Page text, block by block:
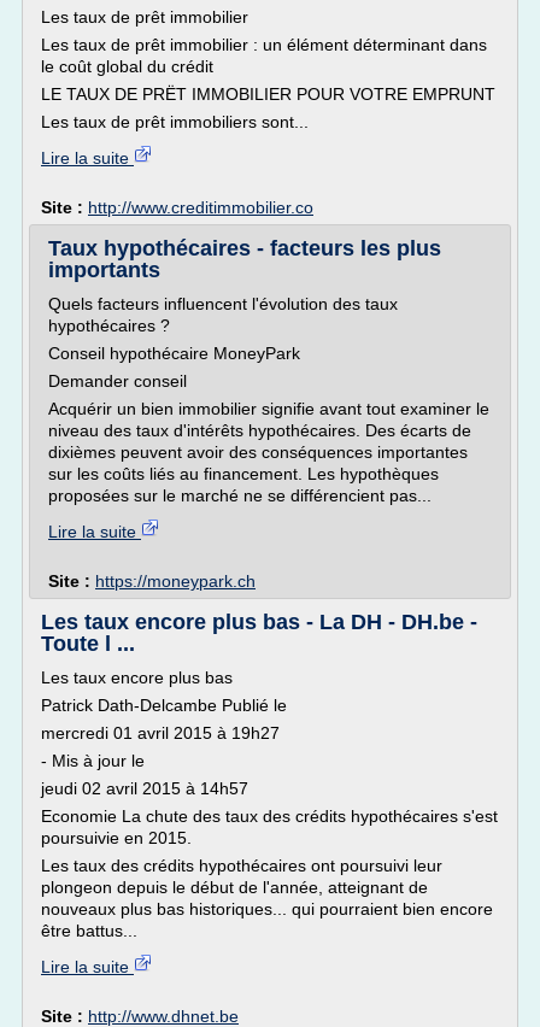
Les taux de prêt immobilier
Les taux de prêt immobilier : un élément déterminant dans
le coût global du crédit
LE TAUX DE PRËT IMMOBILIER POUR VOTRE EMPRUNT
Les taux de prêt immobiliers sont...
Lire la suite
Site : http://www.creditimmobilier.co
Taux hypothécaires - facteurs les plus
importants
Quels facteurs influencent l'évolution des taux
hypothécaires ?
Conseil hypothécaire MoneyPark
Demander conseil
Acquérir un bien immobilier signifie avant tout examiner le
niveau des taux d'intérêts hypothécaires. Des écarts de
dixièmes peuvent avoir des conséquences importantes
sur les coûts liés au financement. Les hypothèques
proposées sur le marché ne se différencient pas...
Lire la suite
Site : https://moneypark.ch
Les taux encore plus bas - La DH - DH.be -
Toute l ...
Les taux encore plus bas
Patrick Dath-Delcambe Publié le
mercredi 01 avril 2015 à 19h27
- Mis à jour le
jeudi 02 avril 2015 à 14h57
Economie La chute des taux des crédits hypothécaires s'est
poursuivie en 2015.
Les taux des crédits hypothécaires ont poursuivi leur
plongeon depuis le début de l'année, atteignant de
nouveaux plus bas historiques... qui pourraient bien encore
être battus...
Lire la suite
Site : http://www.dhnet.be